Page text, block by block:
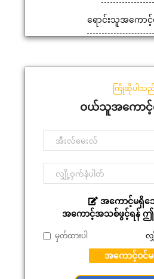
ရောင်းသူအကောင့်
ကြိုဆိုပါသ
ဝယ်သူအကောင့်ဝ
အကောင့်မရှိသ
အကောင့်အသစ်ဖွင့်ရန် ဤန
မှတ်ထားပါ လ
အကောင့်ဝင်